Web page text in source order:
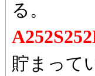
る。
貯まって